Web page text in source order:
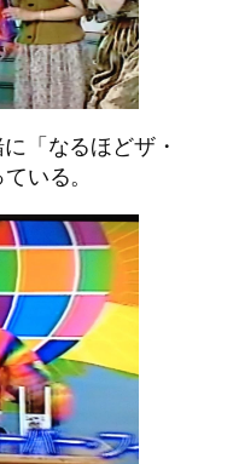
「なるほどザ・
いる。